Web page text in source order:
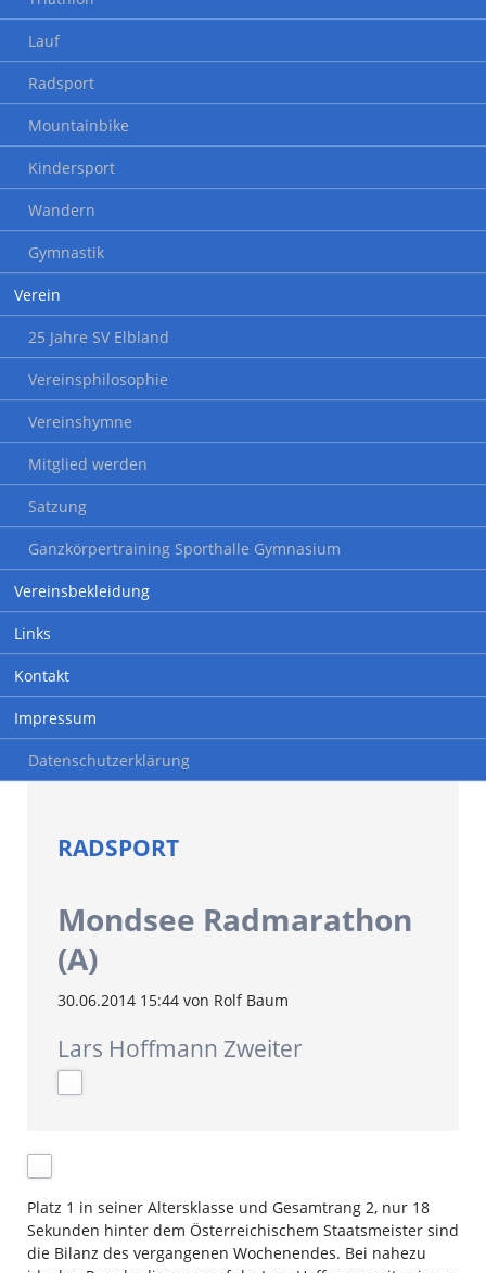
Lauf
Radsport
Mountainbike
Kindersport
Wandern
Gymnastik
Verein
25 Jahre SV Elbland
Vereinsphilosophie
Vereinshymne
Mitglied werden
Satzung
Ganzkörpertraining Sporthalle Gymnasium
Vereinsbekleidung
Links
Kontakt
Impressum
Datenschutzerklärung
RADSPORT
Mondsee Radmarathon
(A)
30.06.2014 15:44von Rolf Baum
Lars Hoffmann Zweiter
Platz 1 in seiner Altersklasse und Gesamtrang 2, nur 18
Sekunden hinter dem Österreichischem Staatsmeister sind
die Bilanz des vergangenen Wochenendes. Bei nahezu